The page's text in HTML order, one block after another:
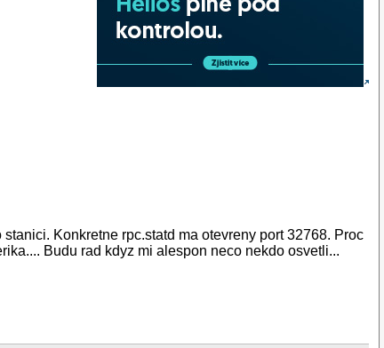
Konkretne rpc.statd ma otevreny port 32768. Proc
Budu rad kdyz mi alespon neco nekdo osvetli...